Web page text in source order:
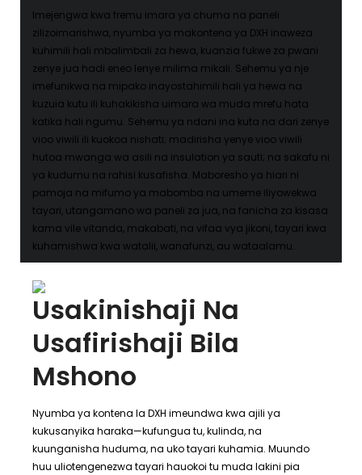
Imejengwa kwa fremu imara ya chuma na paneli
zilizoimarishwa, nyumba ya makontena ya DXH inaweza
kuhimili hali mbalimbali za hewa, kuanzia fukwe za pwani
zenye jua hadi eneo lenye milima mikali. Sehemu ya nje
imefunikwa na mipako inayostahimili hali ya hewa na
kuzuia kutu ili kuhakikisha uimara wa muda mrefu hata
katika hali ngumu. Sehemu ya ndani ina kuta na dari zenye
vioo viwili ili kuokoa nishati; madirisha yenye vioo viwili
hutoa mwanga wa asili na insulation ya sauti; na sakafu ni
ya kudumu na rahisi kusafisha. Maboresho ya hiari ni
pamoja na mifumo ya mabomba na umeme iliyowekwa
tayari, utangamano wa paneli za jua, na fanicha za kisasa
kama vile vitanda, makabati, na vifaa vya jikoni, tayari kwa
kuhamishwa kwa watalii, wanafunzi, au wataalamu.
Usakinishaji Na
Usafirishaji Bila
Mshono
Nyumba ya kontena la DXH imeundwa kwa ajili ya
kukusanyika haraka—kufungua tu, kulinda, na
kuunganisha huduma, na uko tayari kuhamia. Muundo
huu uliotengenezwa tayari hauokoi tu muda lakini pia